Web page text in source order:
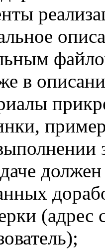
в
(адрес